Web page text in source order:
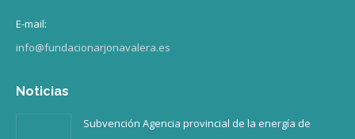
E-mail:
info@fundacionarjonavalera.es
Noticias
Subvención Agencia provincial de la energía de